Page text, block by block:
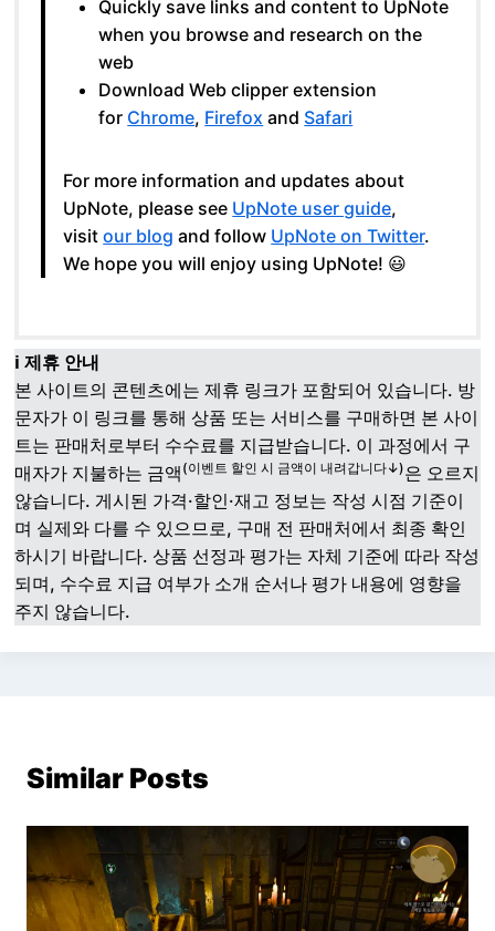
Quickly save links and content to UpNote
when you browse and research on the
web
Download Web clipper extension
for Chrome, Firefox and Safari
For more information and updates about
UpNote, please see UpNote user guide,
visitour blog and follow UpNote on Twitter.
We hope you will enjoy using UpNote! 😃
ℹ️ 제휴 안내
본 사이트의 콘텐츠에는 제휴 링크가 포함되어 있습니다. 방
문자가 이 링크를 통해 상품 또는 서비스를 구매하면 본 사이
트는 판매처로부터 수수료를 지급받습니다. 이 과정에서 구
매자가 지불하는 금액 (이벤트 할인 시 금액이 내려갑니다↓)은 오르지
않습니다. 게시된 가격·할인·재고 정보는 작성 시점 기준이
며 실제와 다를 수 있으므로, 구매 전 판매처에서 최종 확인
하시기 바랍니다. 상품 선정과 평가는 자체 기준에 따라 작성
되며, 수수료 지급 여부가 소개 순서나 평가 내용에 영향을
주지 않습니다.
Similar Posts